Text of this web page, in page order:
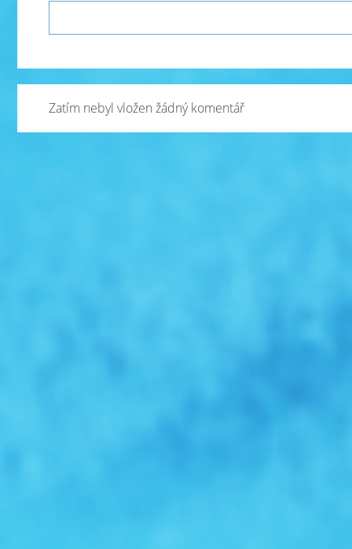
Zatím nebyl vložen žádný komentář